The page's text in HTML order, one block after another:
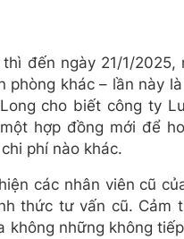
đến ngày 21/1/
phòng khác – lần này
cho biết công ty
hợp đồng mới để
phí nào khác.
các nhân viên cũ
thức tư vấn cũ.
không những không